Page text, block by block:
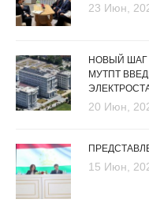
23 Июн,
НОВЫЙ ШАГ
МУТПТ
20 Июн,
15 Июн,